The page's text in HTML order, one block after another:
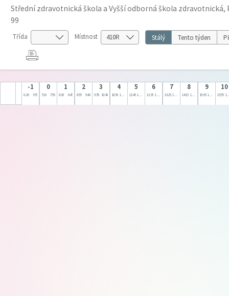
Střední zdravotnická škola a Vyšší odborná škola zdravotnická,
99
Třída Místnost Stálý Tento týden
-1
6:20 7:05
0
7:10 7:55
1
8:00 8:45
2
8:55 9:40
3
9:55 10:40
4
10:50 11:35
5
11:45 12:30
6
12:35 13:20
7
13:25 14:10
8
14:15 15:00
9
15:05 15:50
10
15:55